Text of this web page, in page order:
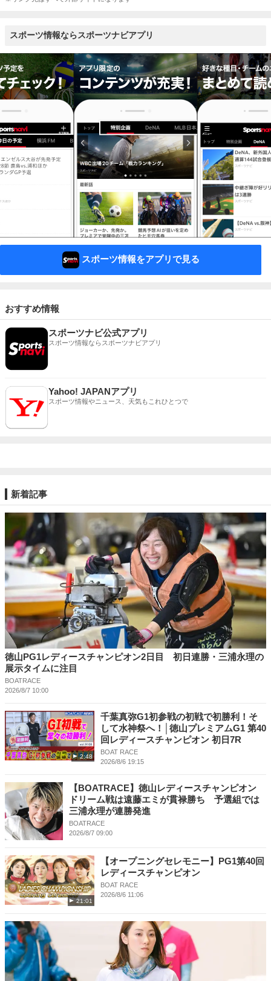
スポーツ情報ならスポーツナビアプリ
スポーツ情報をアプリで見る
おすすめ情報
スポーツナビ公式アプリ
スポーツ情報ならスポーツナビアプリ
Yahoo! JAPANアプリ
スポーツ情報やニュース、天気もこれひとつで
新着記事
徳山PG1レディースチャンピオン2日目 初日連勝・三浦永理の
展示タイムに注目
BOATRACE
2026/8/7 10:00
2:48
千葉真弥G1初参戦の初戦で初勝利！そ
して水神祭へ！│徳山プレミアムG1 第40
回レディースチャンピオン 初日7R
BOAT RACE
2026/8/6 19:15
【BOATRACE】徳山レディースチャンピオン
ドリーム戦は遠藤エミが貫禄勝ち 予選組では
三浦永理が連勝発進
BOATRACE
2026/8/7 09:00
21:01
【オープニングセレモニー】PG1第40回
レディースチャンピオン
BOAT RACE
2026/8/6 11:06